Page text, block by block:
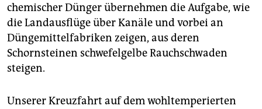
chemischer Dünger übernehmen die Aufgabe, wie
die Landausflüge über Kanäle und vorbei an
Düngemittelfabriken zeigen, aus deren
Schornsteinen schwefelgelbe Rauchschwaden
steigen.
Unserer Kreuzfahrt auf dem wohltemperierten